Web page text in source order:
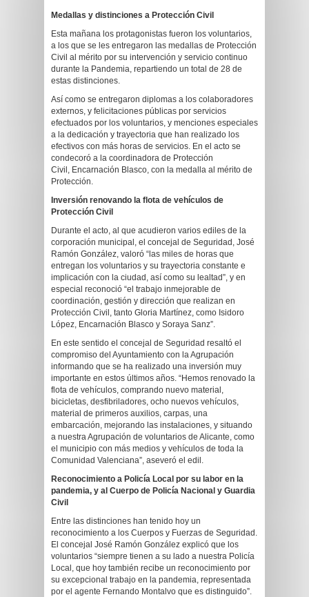
Medallas y distinciones a Protección Civil
Esta mañana los protagonistas fueron los voluntarios,
a los que se les entregaron las medallas de Protección
Civil al mérito por su intervención y servicio continuo
durante la Pandemia, repartiendo un total de 28 de
estas distinciones.
Así como se entregaron diplomas a los colaboradores
externos, y felicitaciones públicas por servicios
efectuados por los voluntarios, y menciones especiales
a la dedicación y trayectoria que han realizado los
efectivos con más horas de servicios. En el acto se
condecoró a la coordinadora de Protección
Civil, Encarnación Blasco, con la medalla al mérito de
Protección.
Inversión renovando la flota de vehículos de
Protección Civil
Durante el acto, al que acudieron varios ediles de la
corporación municipal, el concejal de Seguridad, José
Ramón González, valoró “las miles de horas que
entregan los voluntarios y su trayectoria constante e
implicación con la ciudad, así como su lealtad”, y en
especial reconoció “el trabajo inmejorable de
coordinación, gestión y dirección que realizan en
Protección Civil, tanto Gloria Martínez, como Isidoro
López, Encarnación Blasco y Soraya Sanz”.
En este sentido el concejal de Seguridad resaltó el
compromiso del Ayuntamiento con la Agrupación
informando que se ha realizado una inversión muy
importante en estos últimos años. “Hemos renovado la
flota de vehículos, comprando nuevo material,
bicicletas, desfibriladores, ocho nuevos vehículos,
material de primeros auxilios, carpas, una
embarcación, mejorando las instalaciones, y situando
a nuestra Agrupación de voluntarios de Alicante, como
el municipio con más medios y vehículos de toda la
Comunidad Valenciana”, aseveró el edil.
Reconocimiento a Policía Local por su labor en la
pandemia, y al Cuerpo de Policía Nacional y Guardia
Civil
Entre las distinciones han tenido hoy un
reconocimiento a los Cuerpos y Fuerzas de Seguridad.
El concejal José Ramón González explicó que los
voluntarios “siempre tienen a su lado a nuestra Policía
Local, que hoy también recibe un reconocimiento por
su excepcional trabajo en la pandemia, representada
por el agente Fernando Montalvo que es distinguido”.